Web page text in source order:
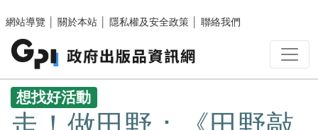
網站導覽
關於本站 隱私權及安全政策 聯絡我們
:::
想找好活動